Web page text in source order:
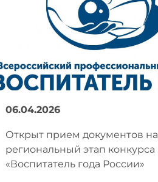
06.04.2026
Открыт прием документов на
региональный этап конкурса
«Воспитатель года России»